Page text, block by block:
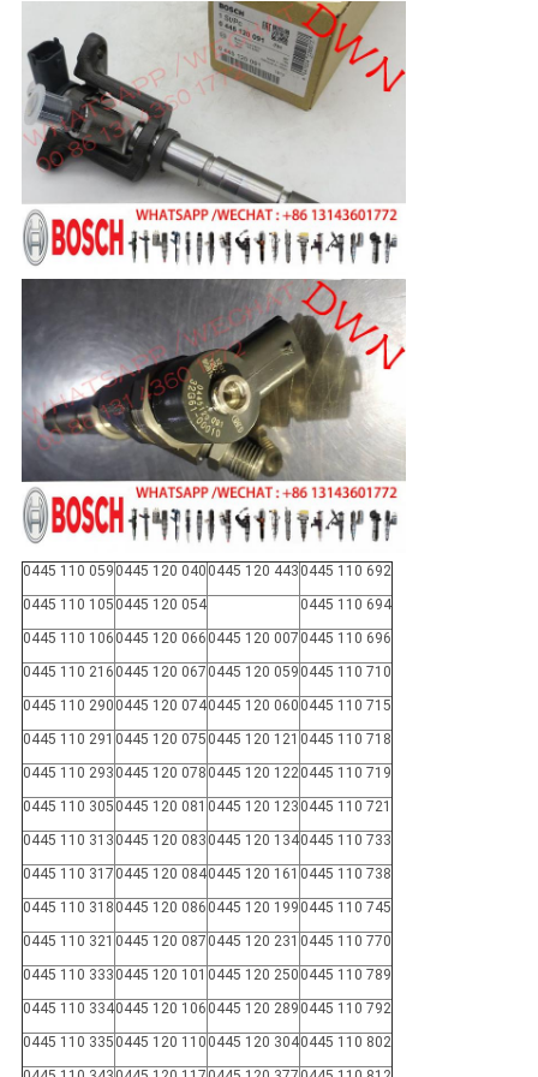
0445 110 059 0445 120 040 0445 120 443 0445 110 692
0445 110 105 0445 120 054
0445 110 694
0445 110 106 0445 120 066 0445 120 007 0445 110 696
0445 110 216 0445 120 067 0445 120 059 0445 110 710
0445 110 290 0445 120 0740445 120 060 0445 110 715
0445 110 291 0445 120 075 0445 120 121 0445 110 718
0445 110 293 0445 120 078 0445 120 1220445 110 719
0445 110 305 0445 120 081 0445 120 123 0445 110 721
0445 110 313 0445 120 083 0445 120 1340445 110 733
0445 110 317 0445 120 0840445 120 161 0445 110 738
0445 110 318 0445 120 086 0445 120 199 0445 110 745
0445 110 321 0445 120 087 0445 120 231 0445 110 770
0445 110 333 0445 120 101 0445 120 250 0445 110 789
0445 110 3340445 120 106 0445 120 289 0445 110 792
0445 110 335 0445 120 110 0445 120 3040445 110 802